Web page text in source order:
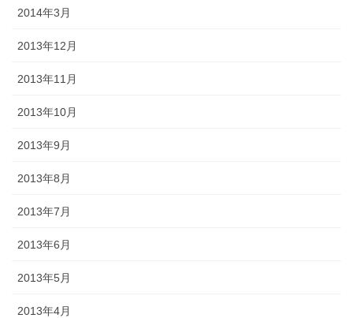
2014年3月
2013年12月
2013年11月
2013年10月
2013年9月
2013年8月
2013年7月
2013年6月
2013年5月
2013年4月